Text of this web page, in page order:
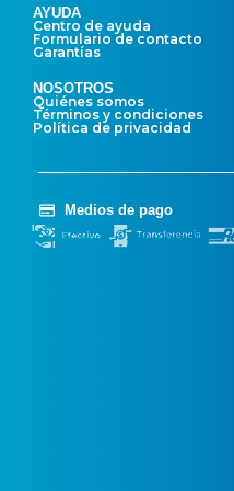
AYUDA
Centro de ayuda
Formulario de contacto
Garantías
NOSOTROS
Quiénes somos
Términos y condiciones
Política de privacidad
Medios de pago